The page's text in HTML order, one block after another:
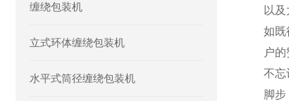
缠绕包装机
立式环体缠绕包装机
水平式筒径缠绕包装机
以
如既
户
不忘
脚步